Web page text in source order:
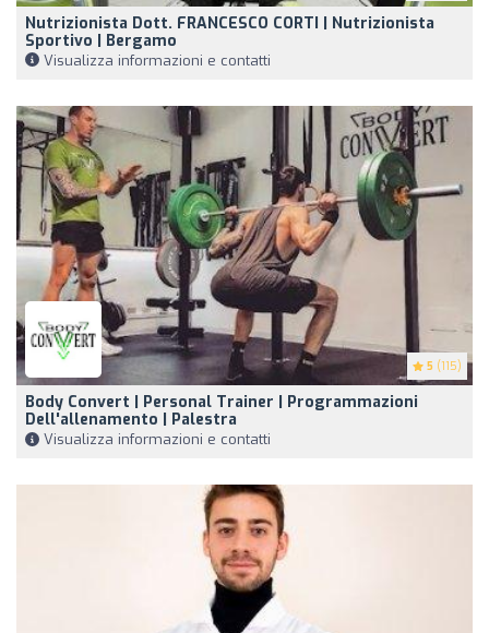
Nutrizionista Dott. FRANCESCO CORTI | Nutrizionista
Sportivo | Bergamo
Visualizza informazioni e contatti
5 (115)
Body Convert | Personal Trainer | Programmazioni
Dell'allenamento | Palestra
Visualizza informazioni e contatti